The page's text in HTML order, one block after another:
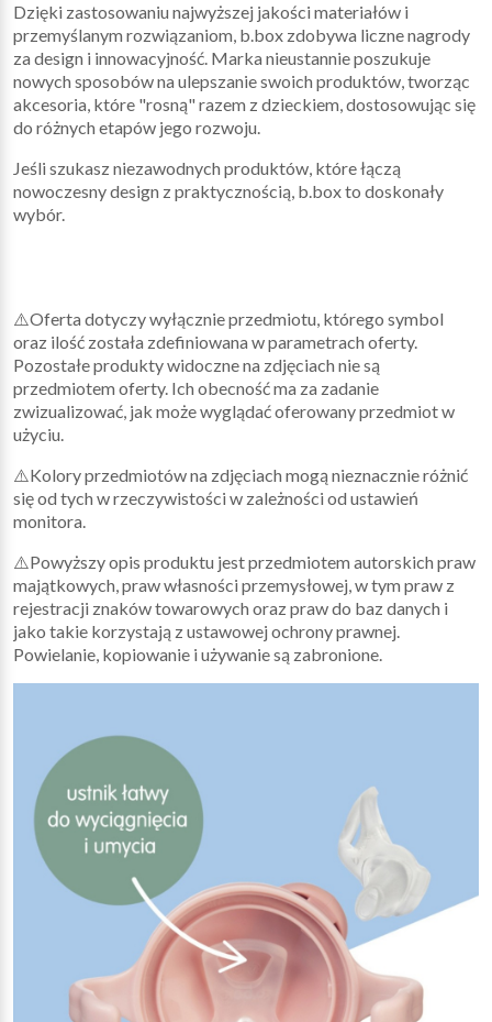
Dzięki zastosowaniu najwyższej jakości materiałów i
przemyślanym rozwiązaniom, b.box zdobywa liczne nagrody
za design i innowacyjność. Marka nieustannie poszukuje
nowych sposobów na ulepszanie swoich produktów, tworząc
akcesoria, które "rosną" razem z dzieckiem, dostosowując się
do różnych etapów jego rozwoju.
Jeśli szukasz niezawodnych produktów, które łączą
nowoczesny design z praktycznością, b.box to doskonały
wybór.
⚠️Oferta dotyczy wyłącznie przedmiotu, którego symbol
oraz ilość została zdefiniowana w parametrach oferty.
Pozostałe produkty widoczne na zdjęciach nie są
przedmiotem oferty. Ich obecność ma za zadanie
zwizualizować, jak może wyglądać oferowany przedmiot w
użyciu.
⚠️Kolory przedmiotów na zdjęciach mogą nieznacznie różnić
się od tych w rzeczywistości w zależności od ustawień
monitora.
⚠️Powyższy opis produktu jest przedmiotem autorskich praw
majątkowych, praw własności przemysłowej, w tym praw z
rejestracji znaków towarowych oraz praw do baz danych i
jako takie korzystają z ustawowej ochrony prawnej.
Powielanie, kopiowanie i używanie są zabronione.